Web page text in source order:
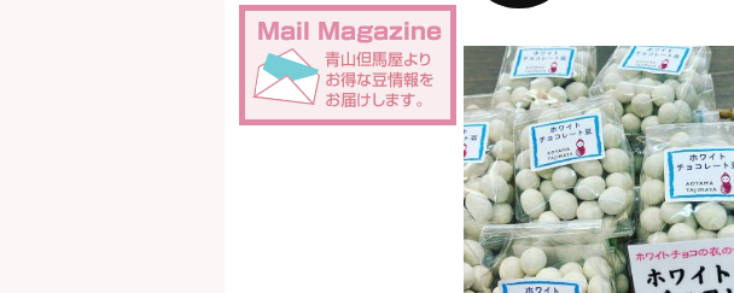
ホワイトチョコレート豆。
円(税込み)。販売始まりまし
た。スポーツ観戦や散策のお
もにどうぞ！...